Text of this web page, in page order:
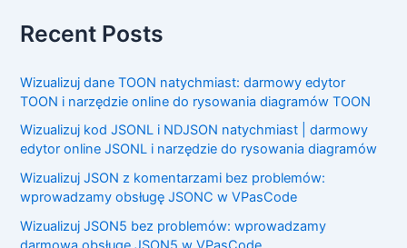
Recent Posts
Wizualizuj dane TOON natychmiast: darmowy edytor
TOON i narzędzie online do rysowania diagramów TOON
Wizualizuj kod JSONL i NDJSON natychmiast | darmowy
edytor online JSONL i narzędzie do rysowania diagramów
Wizualizuj JSON z komentarzami bez problemów:
wprowadzamy obsługę JSONC w VPasCode
Wizualizuj JSON5 bez problemów: wprowadzamy